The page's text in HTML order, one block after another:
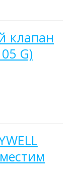
клапан
G)